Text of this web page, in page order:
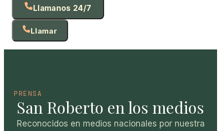
Llamanos 24/7
Llamar
PRENSA
San Roberto en los medios
Reconocidos en medios nacionales por nuestra